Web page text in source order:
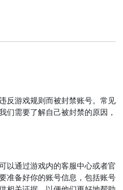
反游戏规则而被封禁账号。常见
们需要了解自己被封禁的原因，
以通过游戏内的客服中心或者官
准备好你的账号信息，包括账号